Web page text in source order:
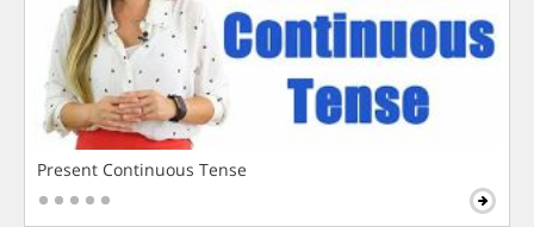
Present Continuous Tense